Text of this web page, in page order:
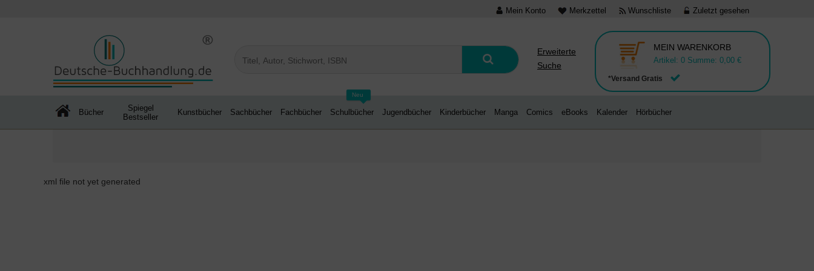
Mein Konto Merkzettel Wunschliste Zuletzt gesehen
Erweiterte
Suche
*Versand Gratis
MEIN WARENKORB
Artikel: 0 Summe: 0,00 €
Bücher
Spiegel
Bestseller
Kunstbücher Sachbücher Fachbücher
Neu
Schulbücher Jugendbücher Kinderbücher Manga Comics eBooks Kalender Hörbücher
xml file not yet generated